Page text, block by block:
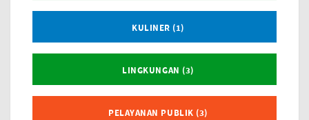
KULINER (1)
LINGKUNGAN (3)
PELAYANAN PUBLIK (3)